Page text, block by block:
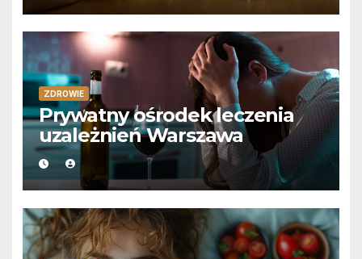
ZDROWIE
Prywatny ośrodek leczenia
uzależnień Warszawa